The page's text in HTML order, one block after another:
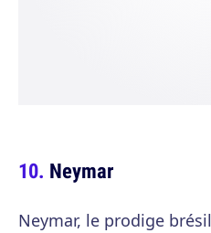
Neymar
Neymar, le prodige